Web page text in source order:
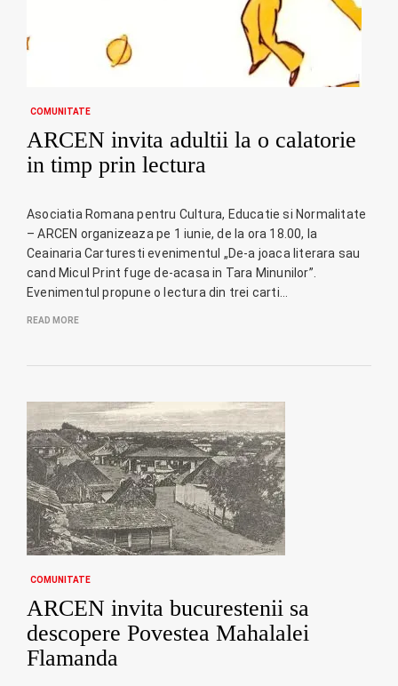
COMUNITATE
ARCEN invita adultii la o calatorie
in timp prin lectura
Asociatia Romana pentru Cultura, Educatie si Normalitate
– ARCEN organizeaza pe 1 iunie, de la ora 18.00, la
Ceainaria Carturesti evenimentul „De-a joaca literara sau
cand Micul Print fuge de-acasa in Tara Minunilor”.
Evenimentul propune o lectura din trei carti…
READ MORE
COMUNITATE
ARCEN invita bucurestenii sa
descopere Povestea Mahalalei
Flamanda